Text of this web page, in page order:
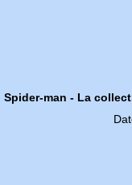
Spider-man - La